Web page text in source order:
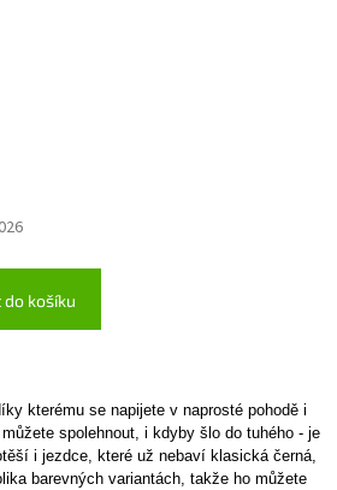
do košíku
kterému se napijete v naprosté pohodě i
spolehnout, i kdyby šlo do tuhého - je
i jezdce, které už nebaví klasická černá,
barevných variantách, takže ho můžete